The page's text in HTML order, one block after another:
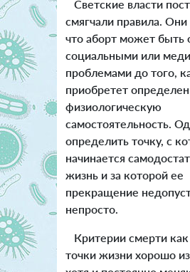
Светские власти
смягчали правила. Они
что аборт может быть
социальными или
проблемами до того,
приобретет
физиологическую
самостоятельность.
определить точку, с
начинается
жизнь и за которой ее
прекращение
непросто.
Критерии смерти
точки жизни хорошо